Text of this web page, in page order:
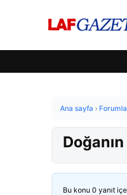
Ana sayfa ›
Bu konu 0 yanıt